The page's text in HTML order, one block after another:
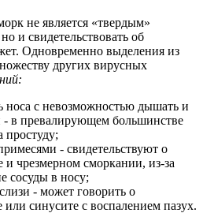
не является «твердым»
и свидетельствовать об
Одновременно выделения из
других вирусных
носа с невозможностью дышать и
- в превалирующем большинстве
простуду;
- свидетельствуют о
и чрезмерном сморкании, из-за
сосуды в носу;
- может говорить о
синусите с воспалением пазух.